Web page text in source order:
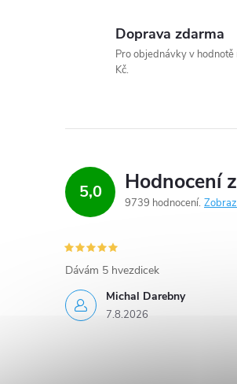
p
i
s
u
Doprava zdarma
Pro objednávky v
Kč.
5,0 Hodnocení
9739 hodnocení
Michal Darebny
7.8.2026
Dávám 5 hvezdicek